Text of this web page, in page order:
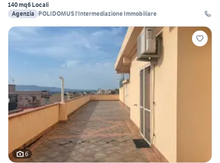
140 mq6 Locali
Agenzia
POLIDOMUS l'Intermediazione Immobiliare
6